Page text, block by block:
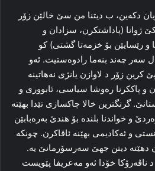
دکەین، ب دیتنا من سێ خالێن زۆر
ژوانا (پاداشتکرن، سزادان و
و رێسایێن بۆ خزمەتا گشتى) کو
سەر چەند بنەما رادوەستیت. ئەو
کرین زۆر د لاوازن یانژى نەهاتینە
و پاککرنا رەوشا سیاسى، ئابوورى و
گرنگترین خالا چاکسازى تێدا بهێتە
و خواندنا بلندە بۆ هندێ بەرەبابێن
و ئەکادیمى بهێنە ئاڤاکرن. چونکە
دهێتە دیتن جهێ سەرسۆرمانێ یە.
ناڤەرۆکا خۆدا ئەو مەعریفا پێویست